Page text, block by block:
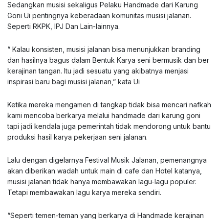
Sedangkan musisi sekaligus Pelaku Handmade dari Karung
Goni Ui pentingnya keberadaan komunitas musisi jalanan.
Seperti RKPK, IPJ Dan Lain-lainnya.
“ Kalau konsisten, musisi jalanan bisa menunjukkan branding
dan hasilnya bagus dalam Bentuk Karya seni bermusik dan ber
kerajinan tangan. Itu jadi sesuatu yang akibatnya menjasi
inspirasi baru bagi musisi jalanan,” kata Ui
Ketika mereka mengamen di tangkap tidak bisa mencari nafkah
kami mencoba berkarya melalui handmade dari karung goni
tapi jadi kendala juga pemerintah tidak mendorong untuk bantu
produksi hasil karya pekerjaan seni jalanan.
Lalu dengan digelarnya Festival Musik Jalanan, pemenangnya
akan diberikan wadah untuk main di cafe dan Hotel katanya,
musisi jalanan tidak hanya membawakan lagu-lagu populer.
Tetapi membawakan lagu karya mereka sendiri.
“Seperti temen-teman yang berkarya di Handmade kerajinan